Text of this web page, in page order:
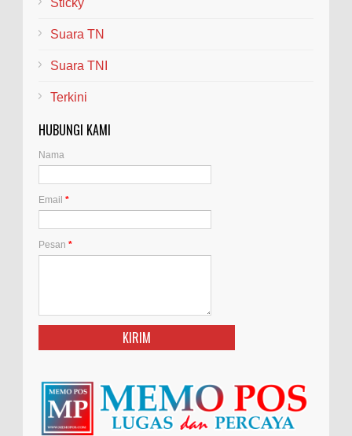
Sticky
Suara TN
Suara TNI
Terkini
HUBUNGI KAMI
Nama
Email *
Pesan *